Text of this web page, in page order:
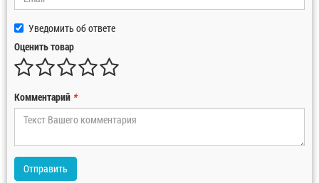
Уведомить об ответе
Оценить товар
Комментарий *
Отправить